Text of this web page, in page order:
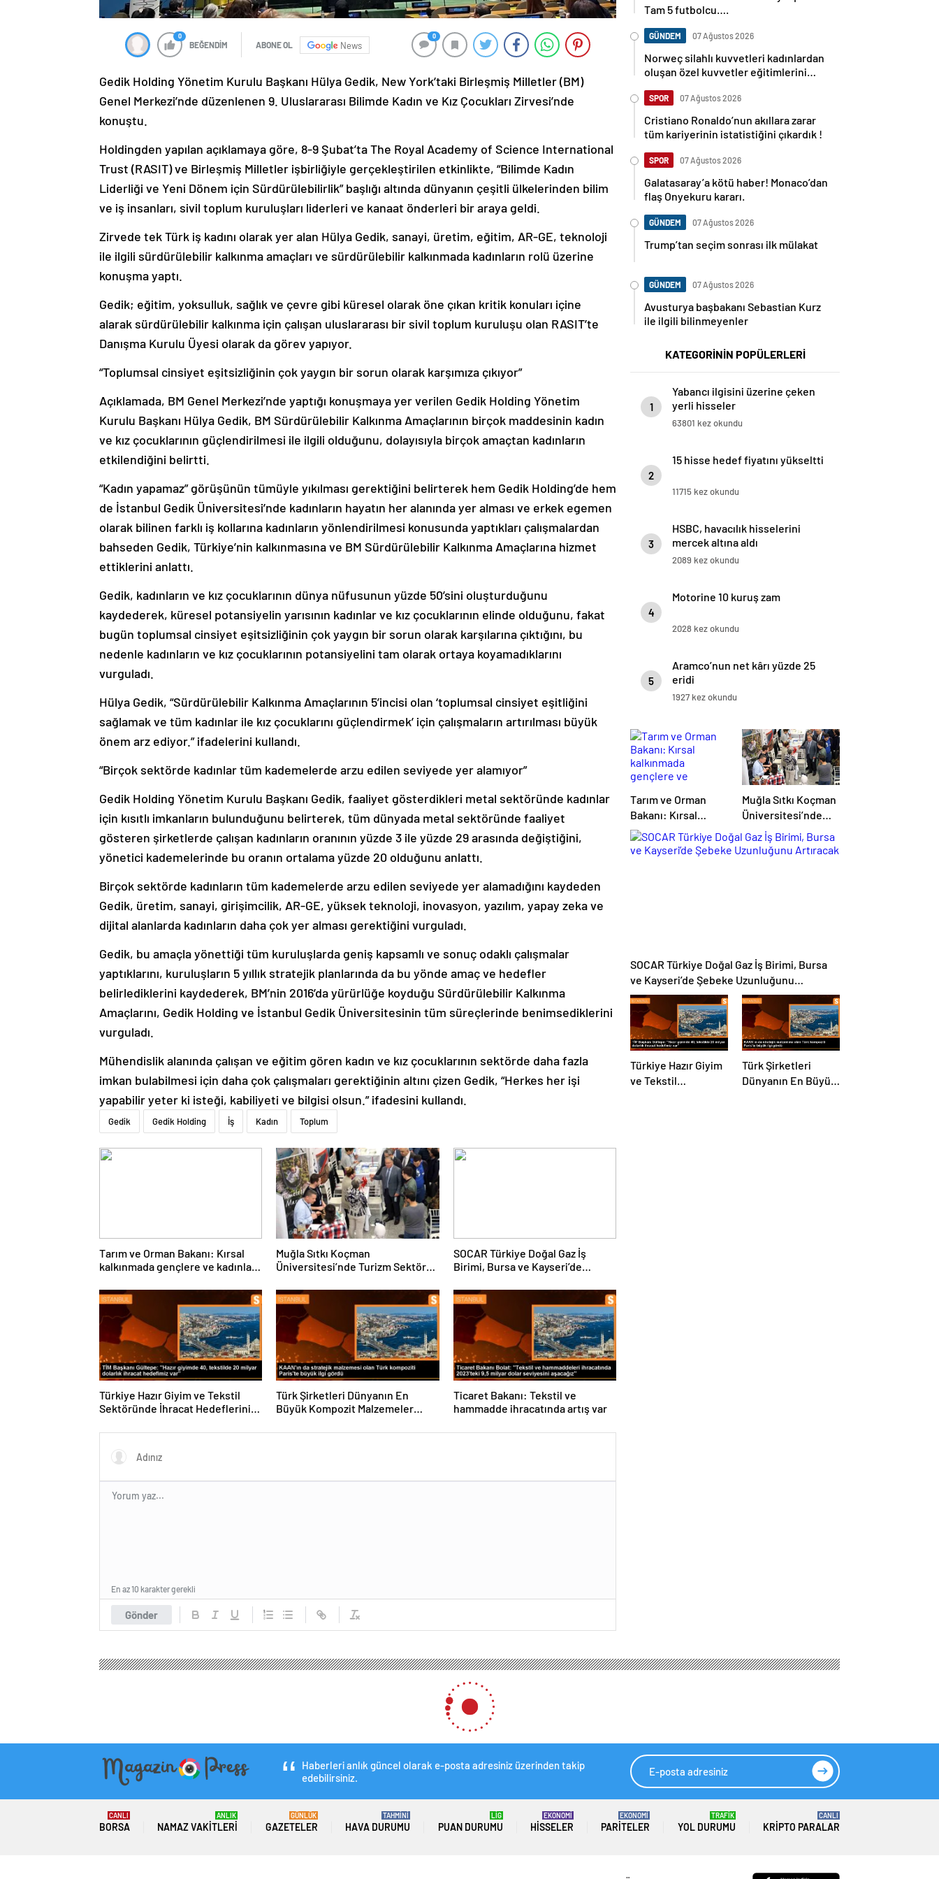
0
BEĞENDİM ABONE OL News
0
Gedik Holding Yönetim Kurulu Başkanı Hülya Gedik, New York’taki Birleşmiş Milletler (BM)
Genel Merkezi’nde düzenlenen 9. Uluslararası Bilimde Kadın ve Kız Çocukları Zirvesi’nde
konuştu.
Holdingden yapılan açıklamaya göre, 8-9 Şubat’ta The Royal Academy of Science International
Trust (RASIT) ve Birleşmiş Milletler işbirliğiyle gerçekleştirilen etkinlikte, “Bilimde Kadın
Liderliği ve Yeni Dönem için Sürdürülebilirlik” başlığı altında dünyanın çeşitli ülkelerinden bilim
ve iş insanları, sivil toplum kuruluşları liderleri ve kanaat önderleri bir araya geldi.
Zirvede tek Türk iş kadını olarak yer alan Hülya Gedik, sanayi, üretim, eğitim, AR-GE, teknoloji
ile ilgili sürdürülebilir kalkınma amaçları ve sürdürülebilir kalkınmada kadınların rolü üzerine
konuşma yaptı.
Gedik; eğitim, yoksulluk, sağlık ve çevre gibi küresel olarak öne çıkan kritik konuları içine
alarak sürdürülebilir kalkınma için çalışan uluslararası bir sivil toplum kuruluşu olan RASIT’te
Danışma Kurulu Üyesi olarak da görev yapıyor.
“Toplumsal cinsiyet eşitsizliğinin çok yaygın bir sorun olarak karşımıza çıkıyor”
Açıklamada, BM Genel Merkezi’nde yaptığı konuşmaya yer verilen Gedik Holding Yönetim
Kurulu Başkanı Hülya Gedik, BM Sürdürülebilir Kalkınma Amaçlarının birçok maddesinin kadın
ve kız çocuklarının güçlendirilmesi ile ilgili olduğunu, dolayısıyla birçok amaçtan kadınların
etkilendiğini belirtti.
“Kadın yapamaz” görüşünün tümüyle yıkılması gerektiğini belirterek hem Gedik Holding’de hem
de İstanbul Gedik Üniversitesi’nde kadınların hayatın her alanında yer alması ve erkek egemen
olarak bilinen farklı iş kollarına kadınların yönlendirilmesi konusunda yaptıkları çalışmalardan
bahseden Gedik, Türkiye’nin kalkınmasına ve BM Sürdürülebilir Kalkınma Amaçlarına hizmet
ettiklerini anlattı.
Gedik, kadınların ve kız çocuklarının dünya nüfusunun yüzde 50’sini oluşturduğunu
kaydederek, küresel potansiyelin yarısının kadınlar ve kız çocuklarının elinde olduğunu, fakat
bugün toplumsal cinsiyet eşitsizliğinin çok yaygın bir sorun olarak karşılarına çıktığını, bu
nedenle kadınların ve kız çocuklarının potansiyelini tam olarak ortaya koyamadıklarını
vurguladı.
Hülya Gedik, “Sürdürülebilir Kalkınma Amaçlarının 5’incisi olan ‘toplumsal cinsiyet eşitliğini
sağlamak ve tüm kadınlar ile kız çocuklarını güçlendirmek’ için çalışmaların artırılması büyük
önem arz ediyor.” ifadelerini kullandı.
“Birçok sektörde kadınlar tüm kademelerde arzu edilen seviyede yer alamıyor”
Gedik Holding Yönetim Kurulu Başkanı Gedik, faaliyet gösterdikleri metal sektöründe kadınlar
için kısıtlı imkanların bulunduğunu belirterek, tüm dünyada metal sektöründe faaliyet
gösteren şirketlerde çalışan kadınların oranının yüzde 3 ile yüzde 29 arasında değiştiğini,
yönetici kademelerinde bu oranın ortalama yüzde 20 olduğunu anlattı.
Birçok sektörde kadınların tüm kademelerde arzu edilen seviyede yer alamadığını kaydeden
Gedik, üretim, sanayi, girişimcilik, AR-GE, yüksek teknoloji, inovasyon, yazılım, yapay zeka ve
dijital alanlarda kadınların daha çok yer alması gerektiğini vurguladı.
Gedik, bu amaçla yönettiği tüm kuruluşlarda geniş kapsamlı ve sonuç odaklı çalışmalar
yaptıklarını, kuruluşların 5 yıllık stratejik planlarında da bu yönde amaç ve hedefler
belirlediklerini kaydederek, BM’nin 2016’da yürürlüğe koyduğu Sürdürülebilir Kalkınma
Amaçlarını, Gedik Holding ve İstanbul Gedik Üniversitesinin tüm süreçlerinde benimsediklerini
vurguladı.
Mühendislik alanında çalışan ve eğitim gören kadın ve kız çocuklarının sektörde daha fazla
imkan bulabilmesi için daha çok çalışmaları gerektiğinin altını çizen Gedik, “Herkes her işi
yapabilir yeter ki isteği, kabiliyeti ve bilgisi olsun.” ifadesini kullandı.
Gedik Gedik Holding İş Kadın Toplum
Tarım ve Orman Bakanı: Kırsal
kalkınmada gençlere ve kadınlara
Muğla Sıtkı Koçman
Üniversitesi’nde Turizm Sektörü
SOCAR Türkiye Doğal Gaz İş
Birimi, Bursa ve Kayseri’de
Türkiye Hazır Giyim ve Tekstil
Sektöründe İhracat Hedeflerini
Türk Şirketleri Dünyanın En
Büyük Kompozit Malzemeler
Ticaret Bakanı: Tekstil ve
hammadde ihracatında artış var
Gönder
En az 10 karakter gerekli
Tam 5 futbolcu….
GÜNDEM 07 Ağustos 2026
Norweç silahlı kuvvetleri kadınlardan
oluşan özel kuvvetler eğitimlerini
SPOR 07 Ağustos 2026
Cristiano Ronaldo’nun akıllara zarar
tüm kariyerinin istatistiğini çıkardık !
SPOR 07 Ağustos 2026
Galatasaray’a kötü haber! Monaco’dan
flaş Onyekuru kararı.
GÜNDEM 07 Ağustos 2026
Trump’tan seçim sonrası ilk mülakat
GÜNDEM 07 Ağustos 2026
Avusturya başbakanı Sebastian Kurz
ile ilgili bilinmeyenler
KATEGORİNİN POPÜLERLERİ
1
Yabancı ilgisini üzerine çeken
yerli hisseler
63801 kez okundu
2
15 hisse hedef fiyatını yükseltti
11715 kez okundu
3
HSBC, havacılık hisselerini
mercek altına aldı
2089 kez okundu
4
Motorine 10 kuruş zam
2028 kez okundu
5
Aramco’nun net kârı yüzde 25
eridi
1927 kez okundu
Tarım ve Orman
Bakanı: Kırsal
kalkınmada
gençlere ve
Muğla Sıtkı Koçman
Üniversitesi’nde
Turizm Sektörü ve
Öğrenciler Buluştu
SOCAR Türkiye Doğal Gaz İş Birimi, Bursa
ve Kayseri’de Şebeke Uzunluğunu
Artıracak
Türkiye Hazır Giyim
ve Tekstil
Türk Şirketleri
Dünyanın En Büyük
Haberleri anlık güncel olarak e-posta adresiniz üzerinden takip
edebilirsiniz.
BORSA
CANLI
NAMAZ VAKITLERI
ANLIK
GAZETELER
GÜNLÜK
HAVA DURUMU
TAHMİNİ
PUAN DURUMU
LİG
HISSELER
EKONOMİ
PARITELER
EKONOMİ
YOL DURUMU
TRAFİK
KRIPTO PARALAR
CANLI